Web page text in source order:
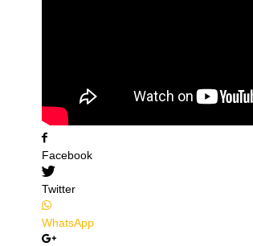
Facebook
Twitter
WhatsApp